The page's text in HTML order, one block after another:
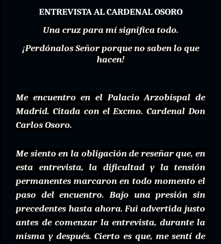
ENTREVISTA AL CARDENAL OSORO
Una cruz para mí significa todo.
¡Perdónalos Señor porque no saben lo que
hacen!
Me encuentro en el Palacio Arzobispal de
Madrid. Citada con el Excmo. Cardenal Don
Carlos Osoro.
Me siento en la obligación de reseñar que, en
esta entrevista, la dificultad y la tensión
permanentes marcaron en todo momento el
paso del encuentro. Bajo una presión sin
precedentes hasta ahora. Fui advertida justo
antes de comenzar la entrevista, durante la
misma y después. Cierto es que, me sentí de